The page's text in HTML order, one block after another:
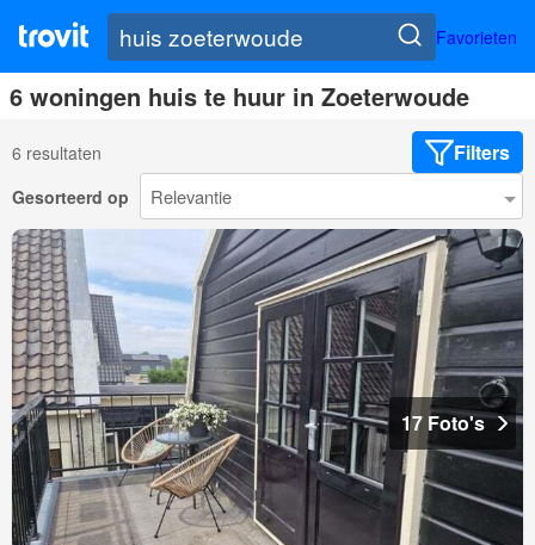
Favorieten
6 woningen huis te huur in Zoeterwoude
6 resultaten Filters
Gesorteerd op
17 Foto's